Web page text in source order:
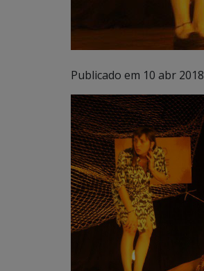
Publicado em 10 abr 2018